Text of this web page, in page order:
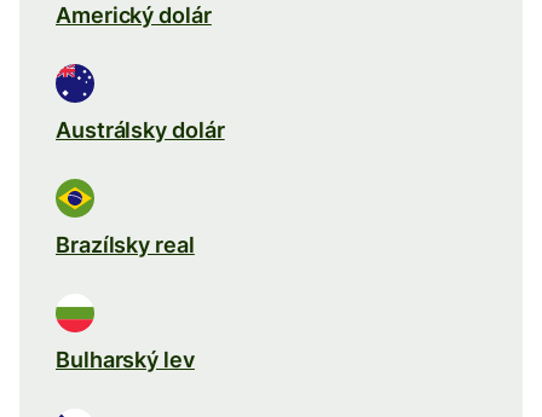
Americký dolár
Austrálsky dolár
Brazílsky real
Bulharský lev